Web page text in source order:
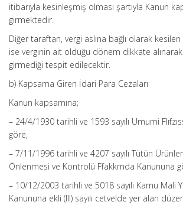
itibarıyla kesinleşmiş olması şartıyla Kanun
girmektedir.
Diğer taraftan, vergi aslına bağlı olarak
ise verginin ait olduğu dönem dikkate
girmediği tespit edilecektir.
b) Kapsama Giren İdari Para Cezaları
Kanun kapsamına;
– 24/4/1930 tarihli ve 1593 sayılı Umumi
göre,
– 7/11/1996 tarihli ve 4207 sayılı Tütün
Önlenmesi ve Kontrolü Ffakkmda Kanununa
– 10/12/2003 tarihli ve 5018 sayılı Kamu Mali
Kanununa ekli (III) sayılı cetvelde yer alan